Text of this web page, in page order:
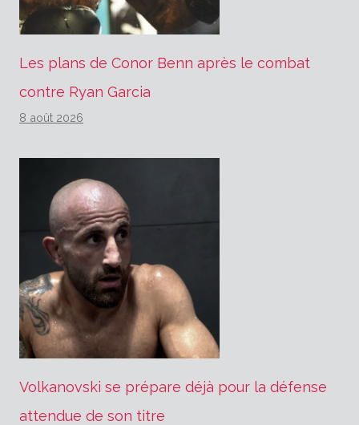
Les plans de Conor Benn après le combat
contre Ryan Garcia
8 août 2026
Volkanovski se prépare déjà pour la défense
attendue de son titre